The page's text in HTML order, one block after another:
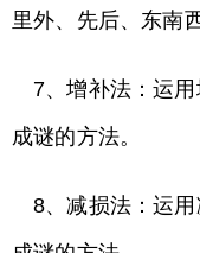
里外、先后、东南
7、增补法：运
成谜的方法。
8、减损法：运